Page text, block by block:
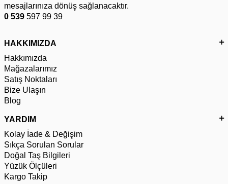
mesajlarınıza dönüş sağlanacaktır.
0 539 597 99 39
HAKKIMIZDA
Hakkımızda
Mağazalarımız
Satış Noktaları
Bize Ulaşın
Blog
YARDIM
Kolay İade & Değişim
Sıkça Sorulan Sorular
Doğal Taş Bilgileri
Yüzük Ölçüleri
Kargo Takip